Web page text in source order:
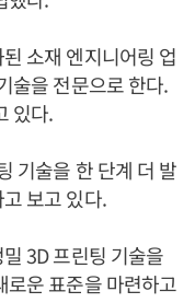
소재 엔지니어링 업
술을 전문으로 한다.
있다.
기술을 한 단계 더 발
보고 있다.
3D 프린팅 기술을
로운 표준을 마련하고